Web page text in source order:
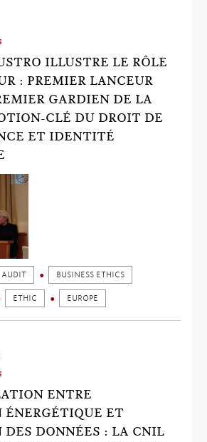
ILLUSTRE LE RÔLE
: PREMIER LANCEUR
GARDIEN DE LA
CLÉ DU DROIT DE
ET IDENTITÉ
AUDIT BUSINESS ETHICS
ETHIC EUROPE
ENTRE
ÉNERGÉTIQUE ET
DES DONNÉES : LA CNIL